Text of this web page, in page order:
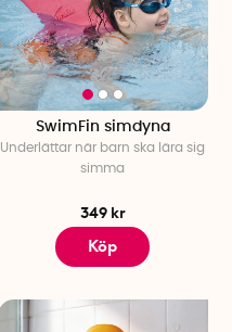
SwimFin simdyna
Underlättar när barn ska lära sig
simma
349 kr
Köp